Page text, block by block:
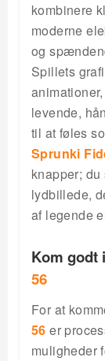
kombinere
moderne
og
Spillets
levende,
til at føles
Sprunki
knapper;
lydbillede,
af legende
Kom godt
56
For at
56 er
muligheder